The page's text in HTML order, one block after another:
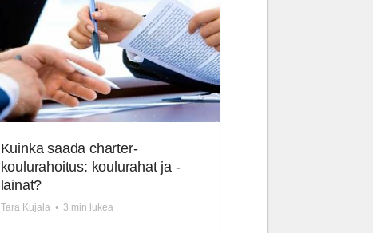
Kuinka saada charter-
koulurahoitus: koulurahat ja -
lainat?
Tara Kujala • 3 min lukea